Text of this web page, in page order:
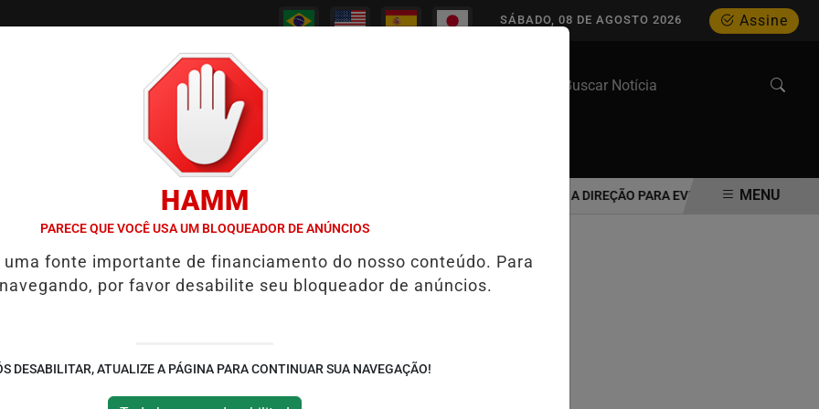
Assine
SÁBADO, 08 DE AGOSTO 2026
CANAL RPJ CONTATO
REABRE REPORTAGEM APÓS TRÊS ANOS 7 SINAIS DE QUE UM IDOSO DEVE REAVALIAR A DIREÇÃO PARA EVITAR ACIDENTES NO
MENU
prisão perpétua no
esposa
por roubo seguido de
e chocou a comunidade
HAMM
PARECE QUE VOCÊ USA UM BLOQUEADOR DE ANÚNCIOS
fonte importante de financiamento do nosso conteúdo. Para
por favor desabilite seu bloqueador de anúncios.
DESABILITAR, ATUALIZE A PÁGINA PARA CONTINUAR SUA NAVEGAÇÃO!